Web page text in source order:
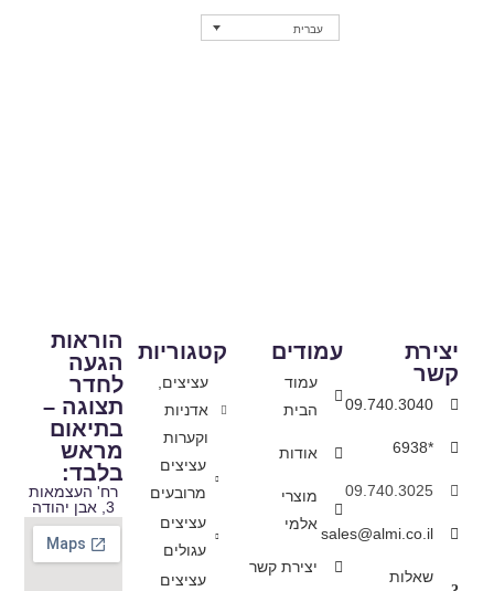
עברית
הוראות
הגעה
לחדר
תצוגה –
בתיאום
מראש
בלבד:
רח' העצמאות
3, אבן יהודה
קטגוריות
עציצים,
אדניות
וקערות
עציצים
מרובעים
עציצים
עגולים
עציצים
עמודים
עמוד
הבית
אודות
מוצרי
אלמי
יצירת קשר
יצירת
קשר
09.740.3040
*6938
09.740.3025
sales@almi.co.il
שאלות